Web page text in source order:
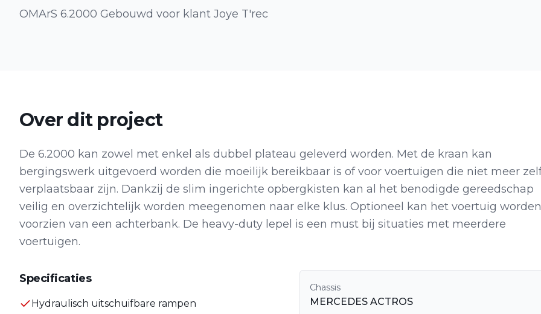
OMArS 6.2000 Gebouwd voor klant Joye T'rec
Over dit project
De 6.2000 kan zowel met enkel als dubbel plateau geleverd worden. Met de kraan kan
bergingswerk uitgevoerd worden die moeilijk bereikbaar is of voor voertuigen die niet meer
verplaatsbaar zijn. Dankzij de slim ingerichte opbergkisten kan al het benodigde gereedschap
veilig en overzichtelijk worden meegenomen naar elke klus. Optioneel kan het voertuig worden
voorzien van een achterbank. De heavy-duty lepel is een must bij situaties met meerdere
voertuigen.
Specificaties
Hydraulisch uitschuifbare rampen
Chassis
MERCEDES ACTROS